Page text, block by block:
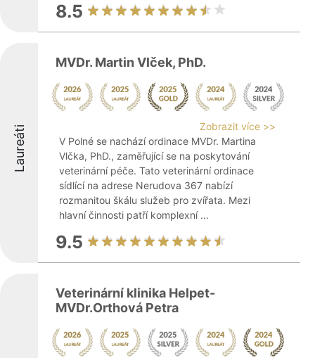
8.5
Laureáti
MVDr. Martin Vlček, PhD.
Zobrazit více >>
V Polné se nachází ordinace MVDr. Martina
Vlčka, PhD., zaměřující se na poskytování
veterinární péče. Tato veterinární ordinace
sídlící na adrese Nerudova 367 nabízí
rozmanitou škálu služeb pro zvířata. Mezi
hlavní činnosti patří komplexní ...
9.5
Veterinární klinika Helpet-
MVDr.Orthová Petra